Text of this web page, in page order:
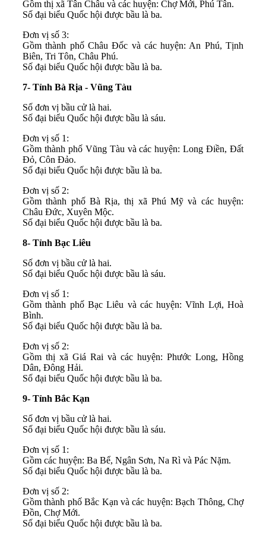
Gồm thị xã Tân Châu và các huyện: Chợ Mới, Phú Tân.
Số đại biểu Quốc hội được bầu là ba.
Đơn vị số 3:
Gồm thành phố Châu Đốc và các huyện: An Phú, Tịnh
Biên, Tri Tôn, Châu Phú.
Số đại biểu Quốc hội được bầu là ba.
7- Tỉnh Bà Rịa - Vũng Tàu
Số đơn vị bầu cử là hai.
Số đại biểu Quốc hội được bầu là sáu.
Đơn vị số 1:
Gồm thành phố Vũng Tàu và các huyện: Long Điền, Đất
Đỏ, Côn Đảo.
Số đại biểu Quốc hội được bầu là ba.
Đơn vị số 2:
Gồm thành phố Bà Rịa, thị xã Phú Mỹ và các huyện:
Châu Đức, Xuyên Mộc.
Số đại biểu Quốc hội được bầu là ba.
8- Tỉnh Bạc Liêu
Số đơn vị bầu cử là hai.
Số đại biểu Quốc hội được bầu là sáu.
Đơn vị số 1:
Gồm thành phố Bạc Liêu và các huyện: Vĩnh Lợi, Hoà
Bình.
Số đại biểu Quốc hội được bầu là ba.
Đơn vị số 2:
Gồm thị xã Giá Rai và các huyện: Phước Long, Hồng
Dân, Đông Hải.
Số đại biểu Quốc hội được bầu là ba.
9- Tỉnh Bắc Kạn
Số đơn vị bầu cử là hai.
Số đại biểu Quốc hội được bầu là sáu.
Đơn vị số 1:
Gồm các huyện: Ba Bể, Ngân Sơn, Na Rì và Pác Nặm.
Số đại biểu Quốc hội được bầu là ba.
Đơn vị số 2:
Gồm thành phố Bắc Kạn và các huyện: Bạch Thông, Chợ
Đồn, Chợ Mới.
Số đại biểu Quốc hội được bầu là ba.